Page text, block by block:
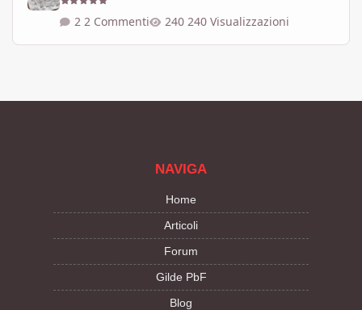
2 Commenti 240 Visualizzazioni
NAVIGA
Home
Articoli
Forum
Gilde PbF
Blog